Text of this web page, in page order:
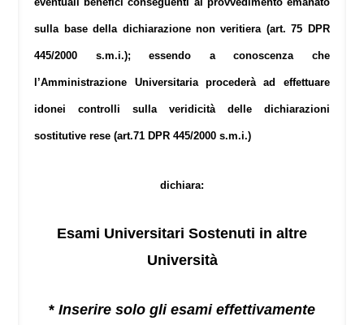
sulla base della dichiarazione non veritiera (art. 75 DPR
445/2000 s.m.i.); essendo a conoscenza che
l’Amministrazione Universitaria procederà ad effettuare
idonei controlli sulla veridicità delle dichiarazioni
sostitutive rese (art.71 DPR 445/2000 s.m.i.)
dichiara:
Esami Universitari Sostenuti in altre
Università
* Inserire solo gli esami effettivamente